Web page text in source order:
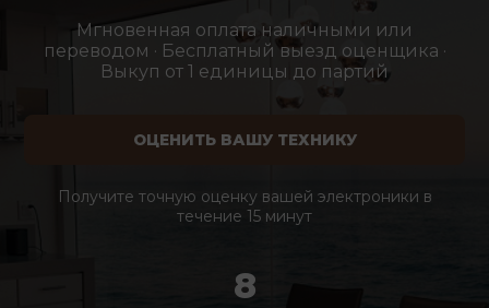
Мгновенная оплата наличными или
переводом · Бесплатный выезд оценщика ·
Выкуп от 1 единицы до партий
ОЦЕНИТЬ ВАШУ ТЕХНИКУ
Получите точную оценку вашей электроники в
течение 15 минут
8